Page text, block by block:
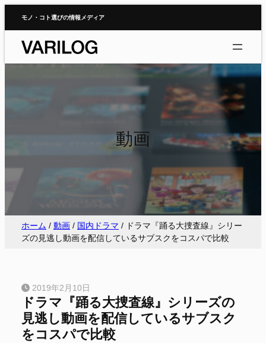
モノ・コト選びの情報メディア
動画
ホーム / 動画 / 国内ドラマ / ドラマ『踊る大捜査線』シリー
ズの見逃し動画を配信しているサブスクをコスパで比較
2019年2月10日
ドラマ『踊る大捜査線』シリーズの
見逃し動画を配信しているサブスク
をコスパで比較